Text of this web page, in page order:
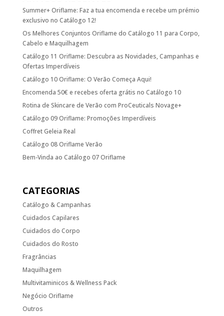
Summer+ Oriflame: Faz a tua encomenda e recebe um prémio
exclusivo no Catálogo 12!
Os Melhores Conjuntos Oriflame do Catálogo 11 para Corpo,
Cabelo e Maquilhagem
Catálogo 11 Oriflame: Descubra as Novidades, Campanhas e
Ofertas Imperdíveis
Catálogo 10 Oriflame: O Verão Começa Aqui!
Encomenda 50€ e recebes oferta grátis no Catálogo 10
Rotina de Skincare de Verão com ProCeuticals Novage+
Catálogo 09 Oriflame: Promoções Imperdíveis
Coffret Geleia Real
Catálogo 08 Oriflame Verão
Bem-Vinda ao Catálogo 07 Oriflame
CATEGORIAS
Catálogo & Campanhas
Cuidados Capilares
Cuidados do Corpo
Cuidados do Rosto
Fragrâncias
Maquilhagem
Multivitaminicos & Wellness Pack
Negócio Oriflame
Outros